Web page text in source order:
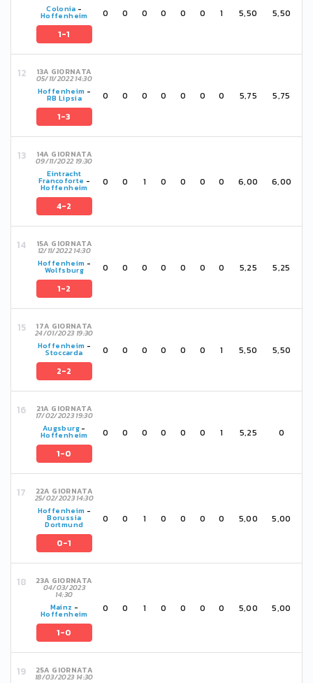
Colonia -
Hoffenheim
1-1
0 0 0 0 0 0 1 5,50 5,50
13A GIORNATA
05/11/2022 14:30
Hoffenheim -
RB Lipsia
1-3
0 0 0 0 0 0 0 5,75 5,75
14A GIORNATA
09/11/2022 19:30
Eintracht
Francoforte -
Hoffenheim
4-2
0 0 1 0 0 0 0 6,00 6,00
15A GIORNATA
12/11/2022 14:30
Hoffenheim -
Wolfsburg
1-2
0 0 0 0 0 0 0 5,25 5,25
17A GIORNATA
24/01/2023 19:30
Hoffenheim -
Stoccarda
2-2
0 0 0 0 0 0 1 5,50 5,50
21A GIORNATA
17/02/2023 19:30
Augsburg-
Hoffenheim
1-0
0 0 0 0 0 0 1 5,25 0
22A GIORNATA
25/02/2023 14:30
Hoffenheim -
Borussia
Dortmund
0-1
0 0 1 0 0 0 0 5,00 5,00
23A GIORNATA
04/03/2023
14:30
Mainz -
Hoffenheim
1-0
0 0 1 0 0 0 0 5,00 5,00
25A GIORNATA
18/03/2023 14:30